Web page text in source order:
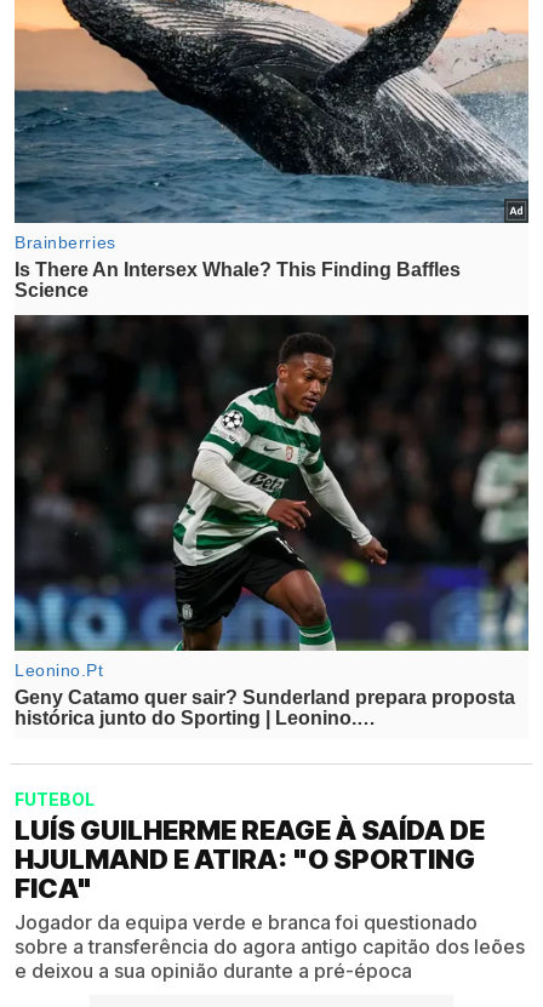
FUTEBOL
LUÍS GUILHERME REAGE À SAÍDA DE
HJULMAND E ATIRA: "O SPORTING
FICA"
Jogador da equipa verde e branca foi questionado
sobre a transferência do agora antigo capitão dos leões
e deixou a sua opinião durante a pré-época